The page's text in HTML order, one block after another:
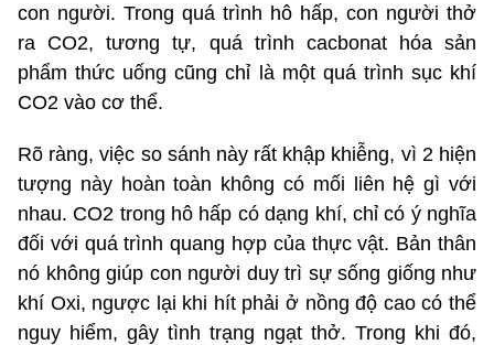
con người. Trong quá trình hô hấp, con người thở
ra CO2, tương tự, quá trình cacbonat hóa sản
phẩm thức uống cũng chỉ là một quá trình sục khí
CO2 vào cơ thể.
Rõ ràng, việc so sánh này rất khập khiễng, vì 2 hiện
tượng này hoàn toàn không có mối liên hệ gì với
nhau. CO2 trong hô hấp có dạng khí, chỉ có ý nghĩa
đối với quá trình quang hợp của thực vật. Bản thân
nó không giúp con người duy trì sự sống giống như
khí Oxi, ngược lại khi hít phải ở nồng độ cao có thể
nguy hiểm, gây tình trạng ngạt thở. Trong khi đó,